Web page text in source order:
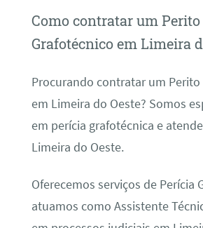
Como contratar um Perito
Grafotécnico em Limeira
Procurando contratar um Perito
em Limeira do Oeste? Somos
em perícia grafotécnica e
Limeira do Oeste.
Oferecemos serviços de Perícia
atuamos como Assistente